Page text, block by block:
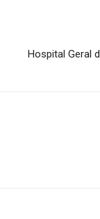
Hospital Geral